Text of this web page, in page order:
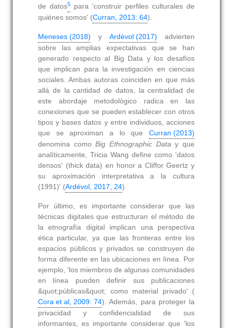
de datos5
para 'construir perfiles culturales de
quiénes somos' (Curran, 2013: 64).
Meneses (2018) yArdèvol (2017) advierten
sobre las amplias expectativas que se han
generado respecto al Big Data y los desafíos
que implican para la investigación en ciencias
sociales. Ambas autoras coinciden en que más
allá de la cantidad de datos, la centralidad de
este abordaje metodológico radica en las
conexiones que se pueden establecer con otros
tipos y bases datos y entre individuos, acciones
que se aproximan a lo queCurran (2013)
denomina comoBig Ethnographic Data y que
analíticamente, Tricia Wang define como 'datos
densos' (thick data) en honor a Cliffor Geertz y
su aproximación interpretativa a la cultura
(1991)' (Ardévol, 2017, 24).
Por último, es importante considerar que las
técnicas digitales que estructuran el método de
la etnografía digital implican una perspectiva
ética particular, ya que las fronteras entre los
espacios públicos y privados se construyen de
forma diferente en las ubicaciones en línea. Por
ejemplo, 'los miembros de algunas comunidades
en línea pueden definir sus publicaciones
&quot;públicas&quot; como material privado' (
Cora et al, 2009: 74). Además, para proteger la
privacidad y confidencialidad de sus
informantes, es importante considerar que 'los